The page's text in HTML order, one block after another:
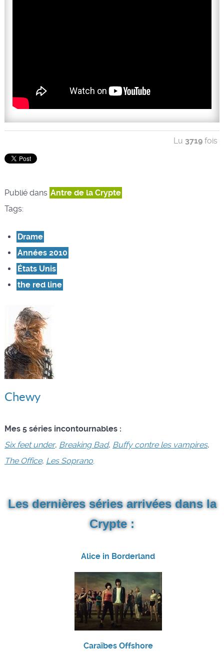
Lu 3719 fois
Publié dans Antre de la Crypte
Tags:
Drame
Années 2010
États Unis
the red line
Chewy
Mes 5 séries incontournables :
Six feet under, Breaking Bad, Buffy contre les vampires,
The Office, Les Soprano.
Les dernières séries arrivées dans la
Crypte :
Alice in Borderland
Caraïbes Offshore